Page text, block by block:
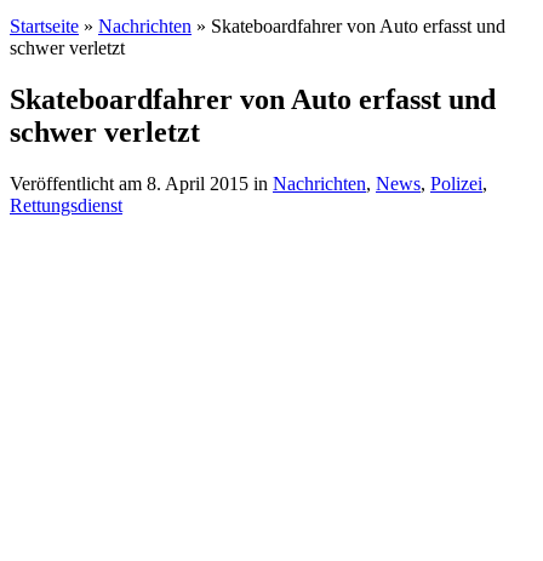
Startseite » Nachrichten » Skateboardfahrer von Auto erfasst und
schwer verletzt
Skateboardfahrer von Auto erfasst und
schwer verletzt
Veröffentlicht am 8. April 2015 in Nachrichten, News, Polizei,
Rettungsdienst